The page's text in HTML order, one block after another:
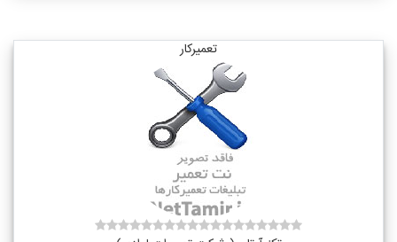
تعمیرکار